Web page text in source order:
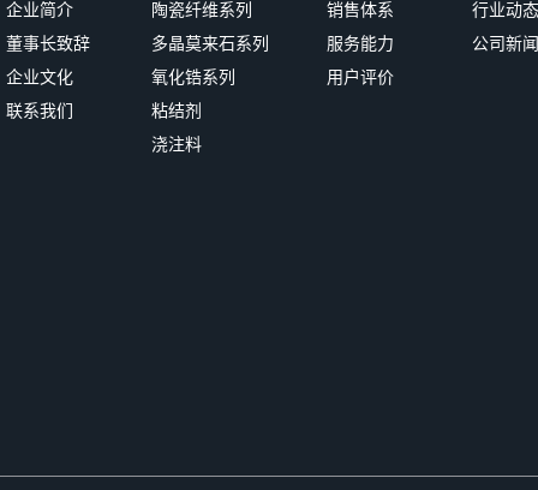
企业简介
董事长致辞
企业文化
联系我们
陶瓷纤维系列
多晶莫来石系列
氧化锆系列
粘结剂
浇注料
销售体系
服务能力
用户评价
行业动态
公司新闻